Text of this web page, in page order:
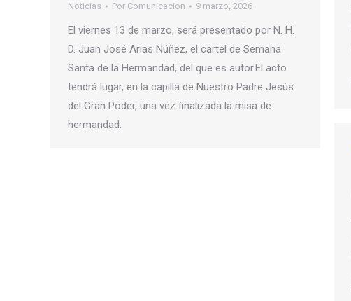
Noticias Por Comunicacion 9 marzo, 2026
El viernes 13 de marzo, será presentado por N. H.
D. Juan José Arias Núñez, el cartel de Semana
Santa de la Hermandad, del que es autor.El acto
tendrá lugar, en la capilla de Nuestro Padre Jesús
del Gran Poder, una vez finalizada la misa de
hermandad.